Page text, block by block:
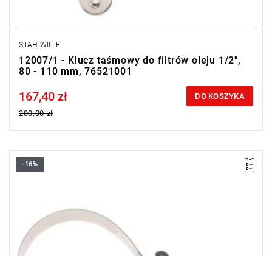
STAHLWILLE
12007/1 - Klucz taśmowy do filtrów oleju 1/2",
80 - 110 mm, 76521001
Price tax included
167,40 zł
200,00 zł
DO KOSZYKA
-16%